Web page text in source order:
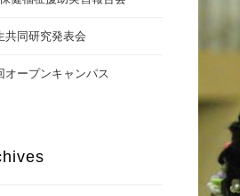
共同研究発表会
オープンキャンパス